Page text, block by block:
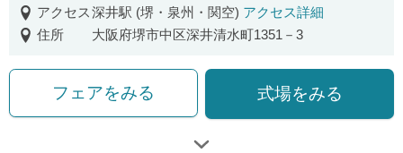
アクセス深井駅 (堺・泉州・関空) アクセス詳細
住所
大阪府堺市中区深井清水町1351－3
フェアをみる 式場をみる